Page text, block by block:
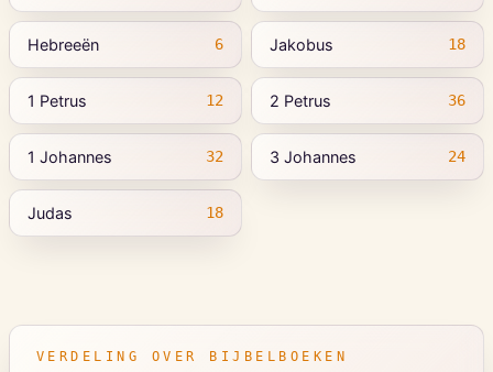
Hebreeën 6 Jakobus 18
1 Petrus 12 2 Petrus 36
1 Johannes 32 3 Johannes 24
Judas 18
VERDELING OVER BIJBELBOEKEN